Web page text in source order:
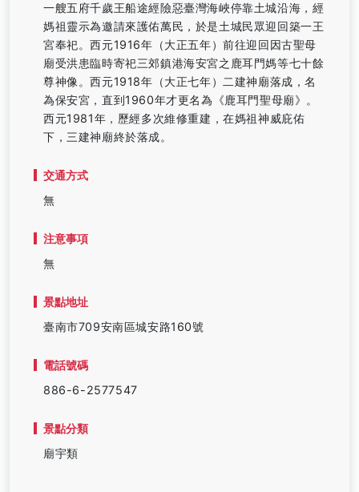
一艘五府千歲王船途經險惡臺灣海峽停靠土城沿海，經
媽祖靈示為邀請來護佑萬民，於是土城民眾迎回築一王
宮奉祀。西元1916年（大正五年）前往迎回因古聖母
廟受洪患臨時寄祀三郊鎮港海安宮之鹿耳門媽等七十餘
尊神像。西元1918年（大正七年）二建神廟落成，名
為保安宮，直到1960年才更名為《鹿耳門聖母廟》。
西元1981年，歷經多次維修重建，在媽祖神威庇佑
下，三建神廟終於落成。
交通方式
無
注意事項
無
景點地址
臺南市709安南區城安路160號
電話號碼
886-6-2577547
景點分類
廟宇類